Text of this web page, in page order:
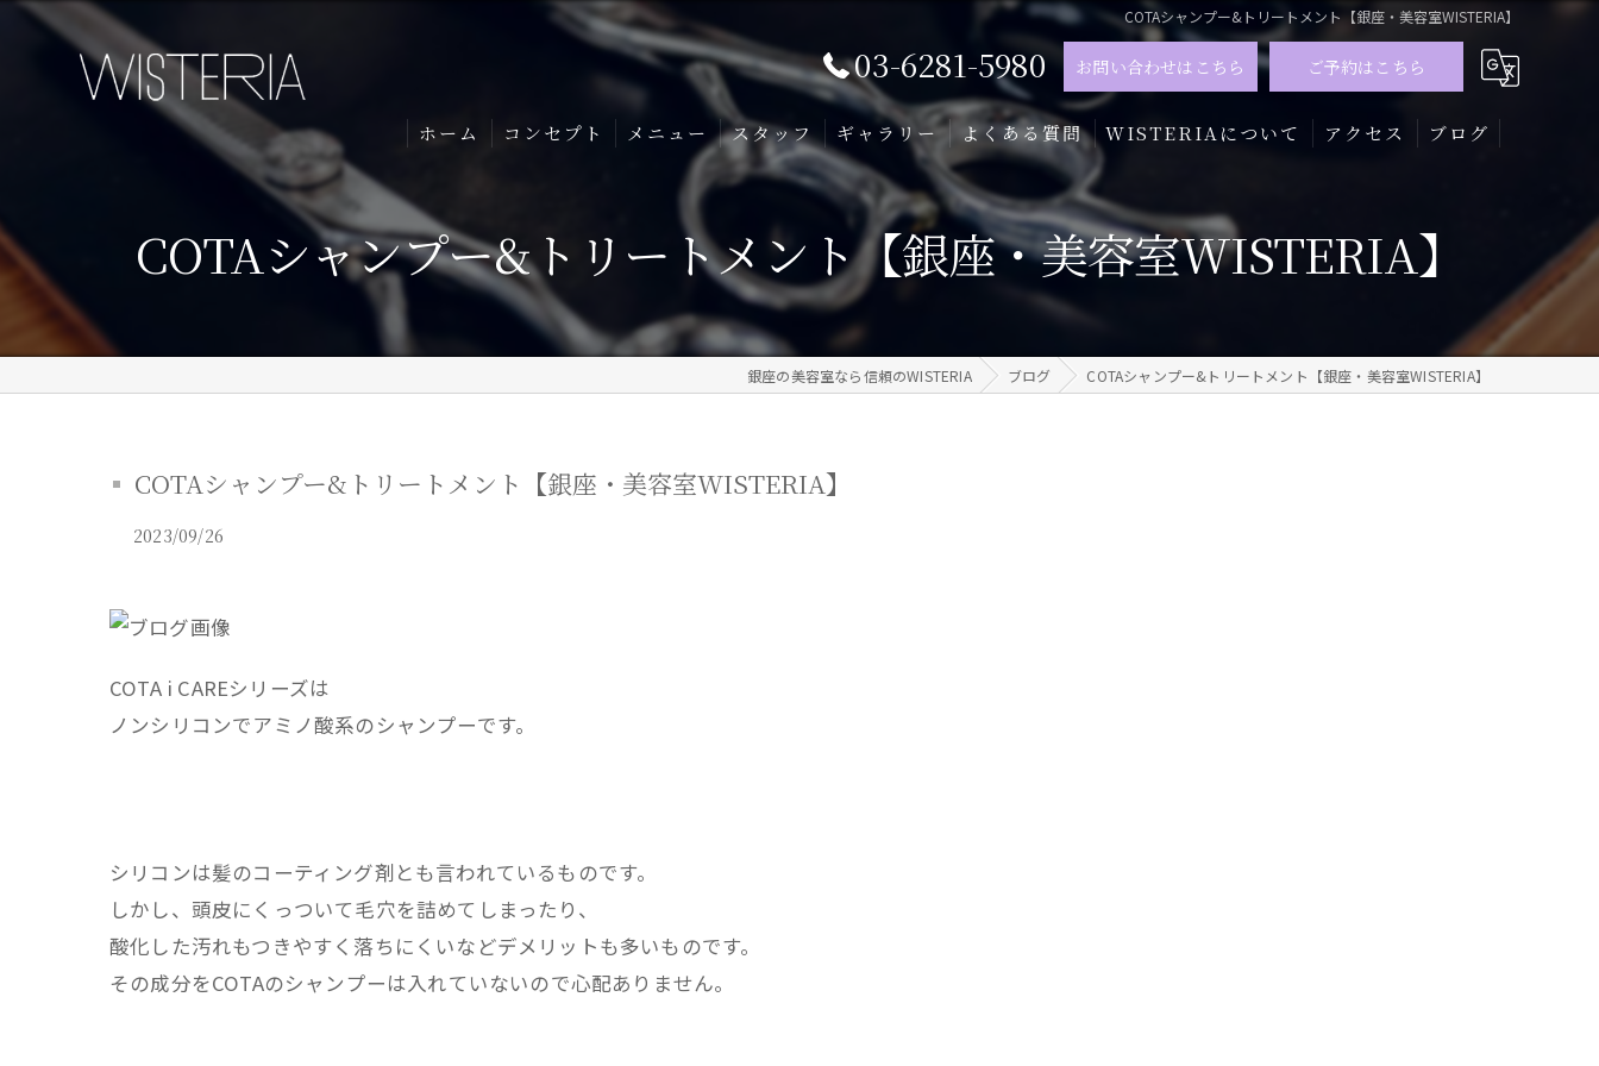
COTAシャンプー&トリートメント【銀座・美容室WISTERIA】
03-6281-5980 お問い合わせはこちら ご予約はこちら
ホーム コンセプト メニュー スタッフ ギャラリー よくある質問 WISTERIAについて
髪質改善
トリートメント
メンズ
アクセス ブログ
COTAシャンプー&トリートメント【銀座・美容室WISTERIA】
銀座の美容室なら信頼のWISTERIA ブログ COTAシャンプー&トリートメント【銀座・美容室WISTERIA】
COTAシャンプー&トリートメント【銀座・美容室WISTERIA】
2023/09/26
COTA i CAREシリーズは
ノンシリコンでアミノ酸系のシャンプーです。
シリコンは髪のコーティング剤とも言われているものです。
しかし、頭皮にくっついて毛穴を詰めてしまったり、
酸化した汚れもつきやすく落ちにくいなどデメリットも多いものです。
その成分をCOTAのシャンプーは入れていないので心配ありません。